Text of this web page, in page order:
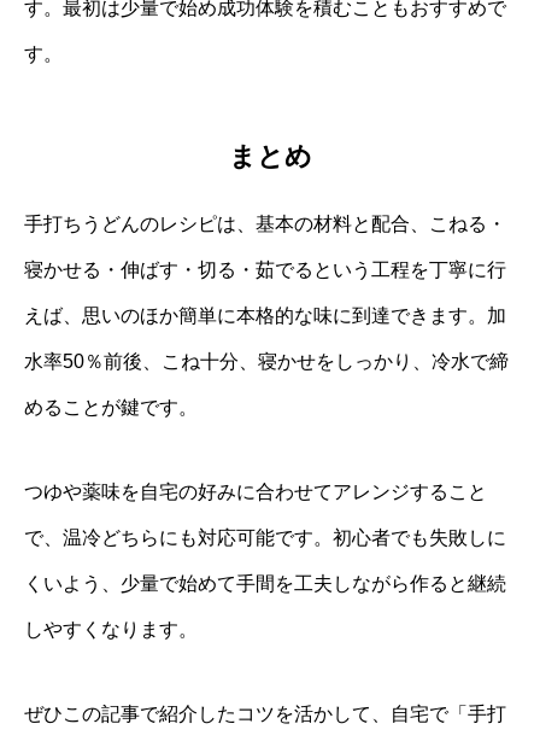
す。最初は少量で始め成功体験を積むこともおすすめで
す。
まとめ
手打ちうどんのレシピは、基本の材料と配合、こねる・
寝かせる・伸ばす・切る・茹でるという工程を丁寧に行
えば、思いのほか簡単に本格的な味に到達できます。加
水率50％前後、こね十分、寝かせをしっかり、冷水で締
めることが鍵です。
つゆや薬味を自宅の好みに合わせてアレンジすること
で、温冷どちらにも対応可能です。初心者でも失敗しに
くいよう、少量で始めて手間を工夫しながら作ると継続
しやすくなります。
ぜひこの記事で紹介したコツを活かして、自宅で「手打